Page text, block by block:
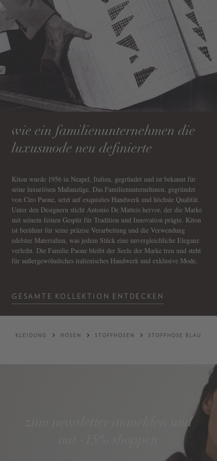
wie ein familienunternehmen die
luxusmode neu definierte
Kiton wurde 1956 in Neapel, Italien, gegründet und ist bekannt für
seine luxuriösen Maßanzüge. Das Familienunternehmen, gegründet
von Ciro Paone, setzt auf exquisites Handwerk und höchste Qualität.
Unter den Designern sticht Antonio De Matteis hervor, der die Marke
mit seinem feinen Gespür für Tradition und Innovation prägte. Kiton
ist berühmt für seine präzise Verarbeitung und die Verwendung
edelster Materialien, was jedem Stück eine unvergleichliche Eleganz
verleiht. Die Familie Paone bleibt der Seele der Marke treu und steht
für außergewöhnliches italienisches Handwerk und exklusive Mode.
GESAMTE KOLLEKTION ENTDECKEN
KLEIDUNG HOSEN STOFFHOSEN STOFFHOSE BLAU
zum newsletter anmelden und